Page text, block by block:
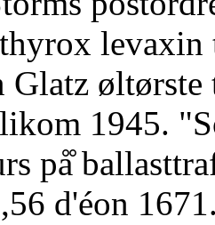
Glatz
1945.
på̊
d'éon